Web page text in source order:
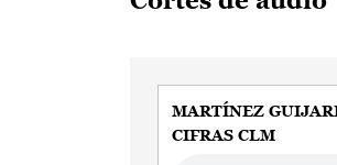
MARTÍNEZ
CIFRAS CLM